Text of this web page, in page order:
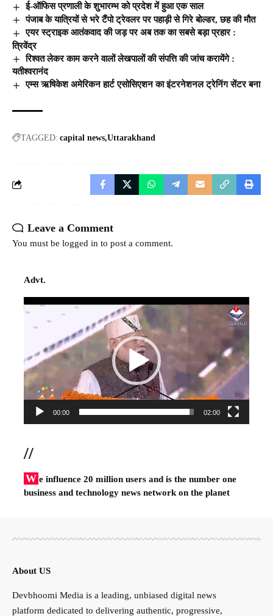
ई-ऑफिस प्रणाली के शुभारम्भ को प्रदेश में हुआ एक साल
पंजाब के यात्रियों से भरे टैंपो ट्रेवलर पर पहाड़ी से गिरे बोल्डर, छह की मौत
एयर स्ट्राइक आतंकवाद की जड़ पर अब तक का सबसे बड़ा प्रहार :
त्रिवेंद्र
रिश्वत लेकर काम करने वालों लेखपालों की संपत्ति की जांच करायेंगे :
यतीश्वरानंद
एम्स ऋषिकेश अमेरिकन हार्ट एसोसिएशन का इंटरनेशनल ट्रेनिंग सेंटर बना
TAGGED: capital news Uttarakhand
Leave a Comment
You must be logged in to post a comment.
Advt.
Video
00:00 02:00
//
W e influence 20 million users and is the number one
business and technology news network on the planet
About US
Devbhoomi Media is a leading, unbiased digital news
platform dedicated to delivering authentic, progressive,